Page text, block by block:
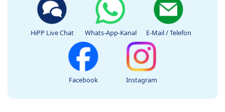
HiPP Live Chat Whats-App-Kanal E-Mail / Telefon
Facebook Instagram